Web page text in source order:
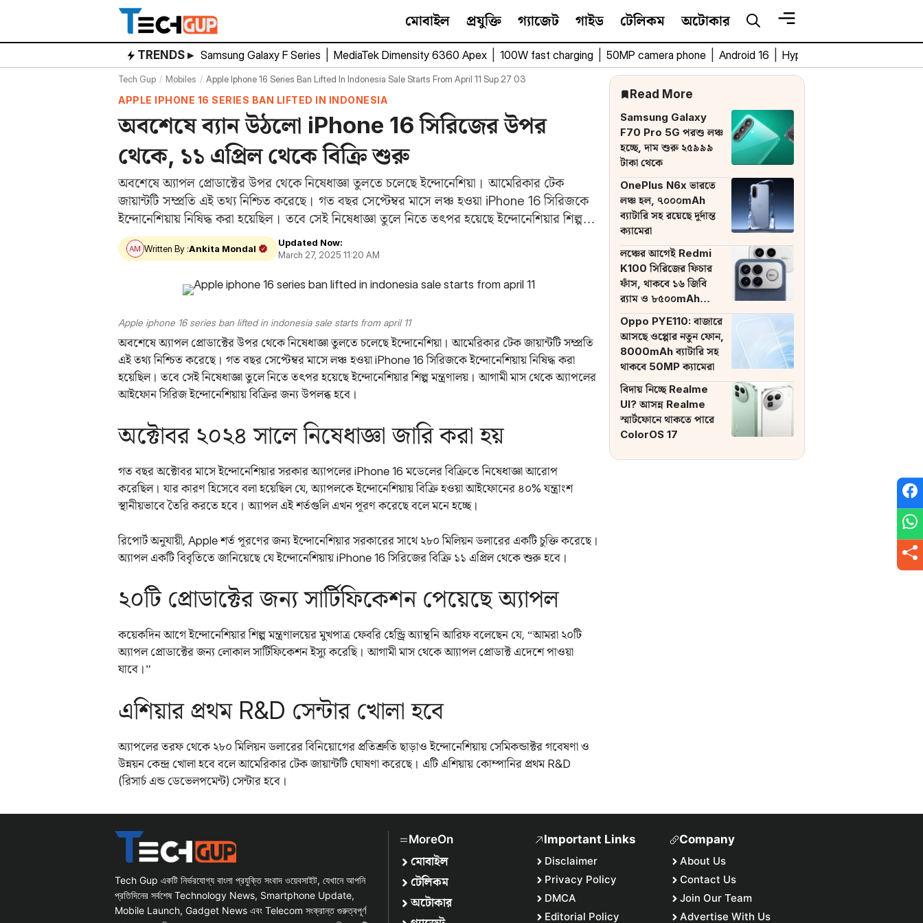
content
মোবাইল প্রযুক্তি গ্যাজেট গাইড টেলিকম অটোকার
TRENDS ▸ Samsung Galaxy F Series MediaTek Dimensity 6360 Apex 100W fast charging 50MP camera phone Android 16 HyperOS 3
Tech Gup Mobiles Apple Iphone 16 Series Ban Lifted In Indonesia Sale Starts From April 11 Sup 27 03
APPLE IPHONE 16 SERIES BAN LIFTED IN INDONESIA
অবশেষে ব্যান উঠলো iPhone 16 সিরিজের উপর
থেকে, ১১ এপ্রিল থেকে বিক্রি শুরু
অবশেষে অ্যাপল প্রোডাক্টের উপর থেকে নিষেধাজ্ঞা তুলতে চলেছে ইন্দোনেশিয়া। আমেরিকার টেক
জায়ান্টটি সম্প্রতি এই তথ্য নিশ্চিত করেছে। গত বছর সেপ্টেম্বর মাসে লঞ্চ হওয়া iPhone 16 সিরিজকে
ইন্দোনেশিয়ায় নিষিদ্ধ করা হয়েছিল। তবে সেই নিষেধাজ্ঞা তুলে নিতে তৎপর হয়েছে ইন্দোনেশিয়ার শিল্প
মন্ত্রণালয়।…
Written By :Ankita Mondal
Updated Now:
March 27, 2025 11:20 AM
Apple iphone 16 series ban lifted in indonesia sale starts from april 11
অবশেষে অ্যাপল প্রোডাক্টের উপর থেকে নিষেধাজ্ঞা তুলতে চলেছে ইন্দোনেশিয়া। আমেরিকার টেক জায়ান্টটি সম্প্রতি
এই তথ্য নিশ্চিত করেছে। গত বছর সেপ্টেম্বর মাসে লঞ্চ হওয়া iPhone 16 সিরিজকে ইন্দোনেশিয়ায় নিষিদ্ধ করা
হয়েছিল। তবে সেই নিষেধাজ্ঞা তুলে নিতে তৎপর হয়েছে ইন্দোনেশিয়ার শিল্প মন্ত্রণালয়। আগামী মাস থেকে অ্যাপলের
আইফোন সিরিজ ইন্দোনেশিয়ায় বিক্রির জন্য উপলব্ধ হবে।
অক্টোবর ২০২৪ সালে নিষেধাজ্ঞা জারি করা হয়
গত বছর অক্টোবর মাসে ইন্দোনেশিয়ার সরকার অ্যাপলের iPhone 16 মডেলের বিক্রিতে নিষেধাজ্ঞা আরোপ
করেছিল। যার কারণ হিসেবে বলা হয়েছিল যে, অ্যাপলকে ইন্দোনেশিয়ায় বিক্রি হওয়া আইফোনের ৪০% যন্ত্রাংশ
স্থানীয়ভাবে তৈরি করতে হবে। অ্যাপল এই শর্তগুলি এখন পূরণ করেছে বলে মনে হচ্ছে।
রিপোর্ট অনুযায়ী, Apple শর্ত পূরণের জন্য ইন্দোনেশিয়ার সরকারের সাথে ২৮০ মিলিয়ন ডলারের একটি চুক্তি করেছে।
অ্যাপল একটি বিবৃতিতে জানিয়েছে যে ইন্দোনেশিয়ায় iPhone 16 সিরিজের বিক্রি ১১ এপ্রিল থেকে শুরু হবে।
২০টি প্রোডাক্টের জন্য সার্টিফিকেশন পেয়েছে অ্যাপল
কয়েকদিন আগে ইন্দোনেশিয়ার শিল্প মন্ত্রণালয়ের মুখপাত্র ফেবরি হেন্ড্রি অ্যান্থনি আরিফ বলেছেন যে, “আমরা ২০টি
অ্যাপল প্রোডাক্টের জন্য লোকাল সার্টিফিকেশন ইস্যু করেছি। আগামী মাস থেকে আ্যাপল প্রোডাক্ট এদেশে পাওয়া
যাবে।”
এশিয়ার প্রথম R&D সেন্টার খোলা হবে
অ্যাপলের তরফ থেকে ২৮০ মিলিয়ন ডলারের বিনিয়োগের প্রতিশ্রুতি ছাড়াও ইন্দোনেশিয়ায় সেমিকন্ডাক্টর গবেষণা ও
উন্নয়ন কেন্দ্র খোলা হবে বলে আমেরিকার টেক জায়ান্টটি ঘোষণা করেছে। এটি এশিয়ায় কোম্পানির প্রথম R&D
(রিসার্চ এন্ড ডেভেলপমেন্ট) সেন্টার হবে।
Read More
Samsung Galaxy
F70 Pro 5G পরশু লঞ্চ
হচ্ছে, দাম শুরু ২৫৯৯৯
টাকা থেকে
OnePlus N6x ভারতে
লঞ্চ হল, ৭০০০mAh
ব্যাটারি সহ রয়েছে দুর্দান্ত
ক্যামেরা
লঞ্চের আগেই Redmi
K100 সিরিজের ফিচার
ফাঁস, থাকবে ১৬ জিবি
র‌্যাম ও ৮৫০০mAh
ব্যাটারি
Oppo PYE110: বাজারে
আসছে ওপ্পোর নতুন ফোন,
8000mAh ব্যাটারি সহ
থাকবে 50MP ক্যামেরা
বিদায় নিচ্ছে Realme
UI? আসন্ন Realme
স্মার্টফোনে থাকতে পারে
ColorOS 17
Tech Gup একটি নির্ভরযোগ্য বাংলা প্রযুক্তি সংবাদ ওয়েবসাইট, যেখানে আপনি
প্রতিদিনের সর্বশেষ Technology News, Smartphone Update,
Mobile Launch, Gadget News এবং Telecom সংক্রান্ত গুরুত্বপূর্ণ
MoreOn
মোবাইল
টেলিকম
অটোকার
Important Links
Disclaimer
Privacy Policy
DMCA
Editorial Policy
Company
About Us
Contact Us
Join Our Team
Advertise With Us